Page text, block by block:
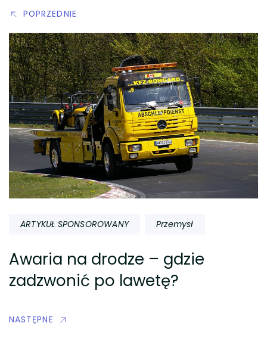
POPRZEDNIE
ARTYKUŁ SPONSOROWANY Przemysł
Awaria na drodze – gdzie
zadzwonić po lawetę?
NASTĘPNE